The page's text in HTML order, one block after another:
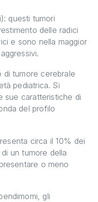
questi tumori
delle radici
e sono nella maggior
di tumore cerebrale
pediatrica. Si
sue caratteristiche di
del profilo
circa il 10% dei
un tumore della
o meno
gli